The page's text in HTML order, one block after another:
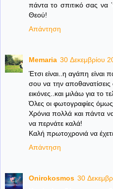
πάντα το σπιτικό σας να
Θεού!
Απάντηση
Memaria 30 Δεκεμβρίου
Έτσι είναι..η αγάπη είναι
σου να την
εικόνες..και μιλάω για το
Όλες οι φωτογραφίες
Χρόνια πολλά και πάντα
να περνάτε καλά!
Καλή πρωτοχρονιά να
Απάντηση
Onirokosmos 30